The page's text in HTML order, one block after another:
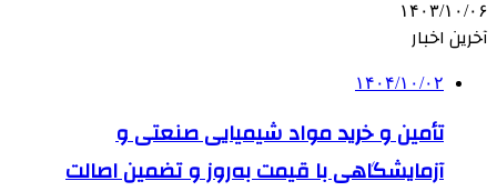
۱۴۰۳/۱۰/۰۶
آخرین اخبار
۱۴۰۴/۱۰/۰۲
تأمین و خرید مواد شیمیایی صنعتی و
آزمایشگاهی با قیمت به‌روز و تضمین اصالت